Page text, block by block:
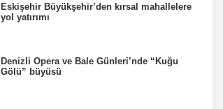
Eskişehir Büyükşehir’den kırsal mahallelere
yol yatırımı
Denizli Opera ve Bale Günleri’nde “Kuğu
Gölü” büyüsü